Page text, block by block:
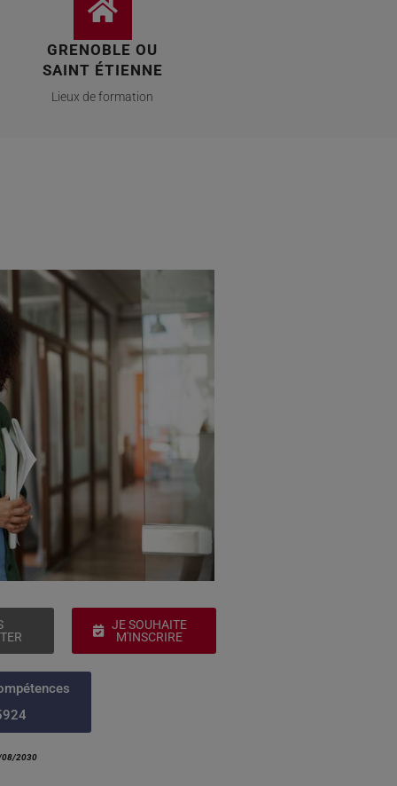
GRENOBLE OU
SAINT ÉTIENNE
Lieux de formation
JE SOUHAITE
M'INSCRIRE
08/2030